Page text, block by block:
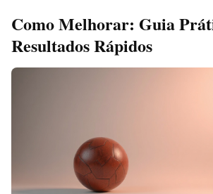
Como Melhorar: Guia
Resultados Rápidos